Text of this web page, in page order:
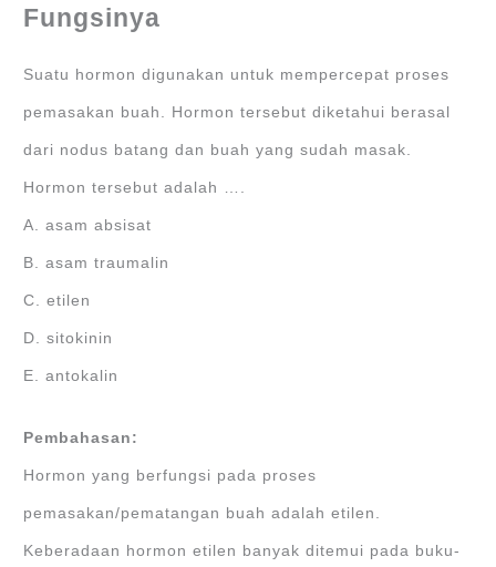
Fungsinya
Suatu hormon digunakan untuk mempercepat proses
pemasakan buah. Hormon tersebut diketahui berasal
dari nodus batang dan buah yang sudah masak.
Hormon tersebut adalah ….
A. asam absisat
B. asam traumalin
C. etilen
D. sitokinin
E. antokalin
Pembahasan:
Hormon yang berfungsi pada proses
pemasakan/pematangan buah adalah etilen.
Keberadaan hormon etilen banyak ditemui pada buku-